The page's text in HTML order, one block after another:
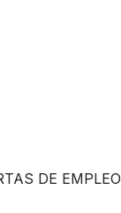
DE EMPLEO